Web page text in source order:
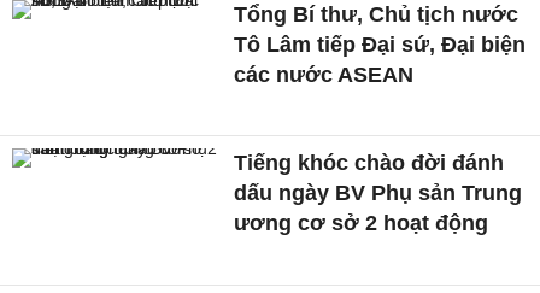
Tổng Bí thư, Chủ tịch nước
Tô Lâm tiếp Đại sứ, Đại biện
các nước ASEAN
Tiếng khóc chào đời đánh
dấu ngày BV Phụ sản Trung
ương cơ sở 2 hoạt động